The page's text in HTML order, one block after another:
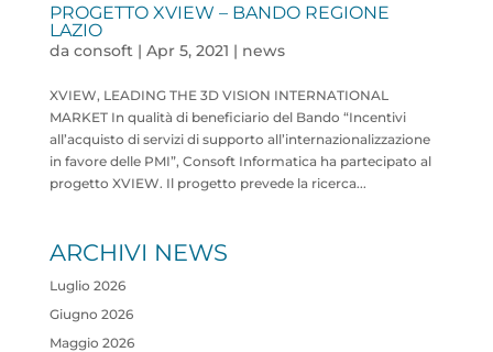
PROGETTO XVIEW – BANDO REGIONE
LAZIO
da consoft| Apr 5, 2021 | news
XVIEW, LEADING THE 3D VISION INTERNATIONAL
MARKET In qualità di beneficiario del Bando “Incentivi
all’acquisto di servizi di supporto all’internazionalizzazione
in favore delle PMI”, Consoft Informatica ha partecipato al
progetto XVIEW. Il progetto prevede la ricerca...
ARCHIVI NEWS
Luglio 2026
Giugno 2026
Maggio 2026